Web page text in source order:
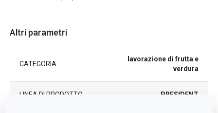
Altri parametri
CATEGORIA
lavorazione di frutta e
verdura
LINEA DI PRODOTTO PRESIDENT